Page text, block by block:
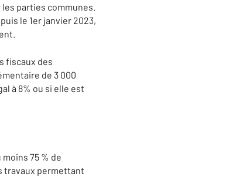
les parties communes.
le 1er janvier 2023,
fiscaux des
de 3 000
à 8% ou si elle est
75 % de
travaux permettant